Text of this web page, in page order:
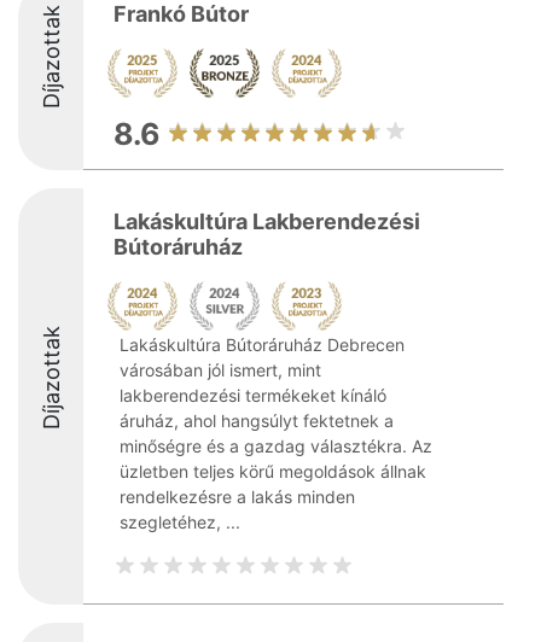
Díjazottak Frankó Bútor
8.6
Díjazottak
Lakáskultúra Lakberendezési
Bútoráruház
Lakáskultúra Bútoráruház Debrecen
városában jól ismert, mint
lakberendezési termékeket kínáló
áruház, ahol hangsúlyt fektetnek a
minőségre és a gazdag választékra. Az
üzletben teljes körű megoldások állnak
rendelkezésre a lakás minden
szegletéhez, ...